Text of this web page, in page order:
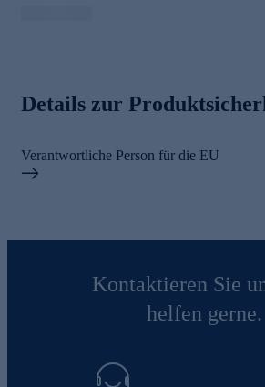
Details zur
Verantwortliche Person für die EU
Kontaktieren Sie
helfen gerne.